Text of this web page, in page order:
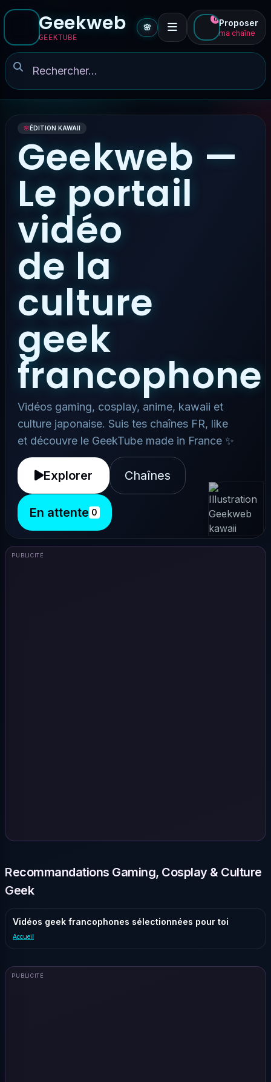
Geekweb
GEEKTUBE
🌸
0 Proposer
ma chaîne
🌸ÉDITION KAWAII
Geekweb —
Le portail
vidéo
de la
culture
geek
francophone
Vidéos gaming, cosplay, anime, kawaii et
culture japonaise. Suis tes chaînes FR, like
et découvre le GeekTube made in France ✨
Explorer Chaînes
En attente 0
PUBLICITÉ
Recommandations Gaming, Cosplay & Culture
Geek
Vidéos geek francophones sélectionnées pour toi
Accueil
PUBLICITÉ